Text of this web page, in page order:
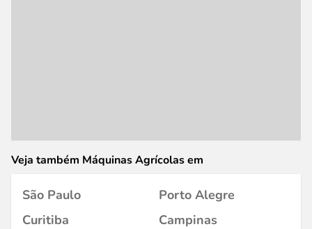
Veja também Máquinas Agrícolas em
São Paulo
Porto Alegre
Curitiba
Campinas